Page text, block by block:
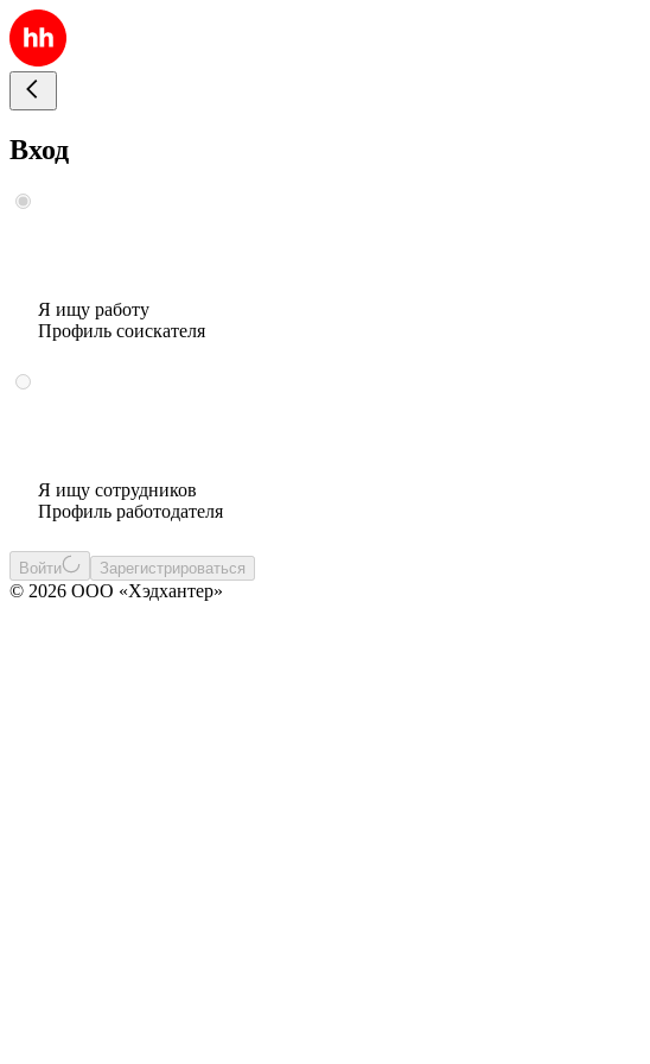
Вход
Я ищу работу
Профиль соискателя
Я ищу сотрудников
Профиль работодателя
Войти Зарегистрироваться
© 2026 ООО «Хэдхантер»